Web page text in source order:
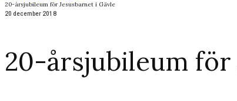
20-årsjubileum för Jesusbarnet i Gävle
20 december 2018
20-årsjubileum för